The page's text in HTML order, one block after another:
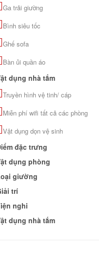
ĐỒ
Mình
Ga trải giường
Bình siêu tốc
Ghế sofa
Bàn ủi quần áo
dụng nhà tắm
Truyền hình vệ tinh/ cáp
Miễn phí wifi tất cả các phòng
Vật dụng dọn vệ sinh
đặc trưng
dụng phòng
giường
trí
nghi
dụng nhà tắm